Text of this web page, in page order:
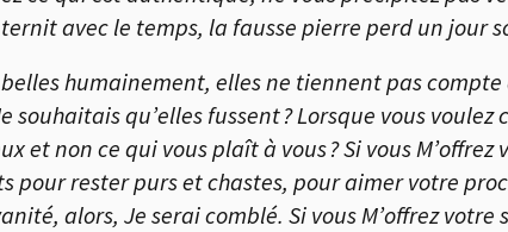
avec le temps, la fausse pierre perd un jour
humainement, elles ne tiennent pas compte
qu’elles fussent ? Lorsque vous
et non ce qui vous plaît à vous ? Si vous
pour rester purs et chastes, pour aimer votre
alors, Je serai comblé. Si vous M’offrez